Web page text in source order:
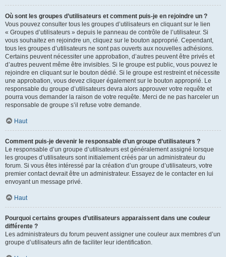
Où sont les groupes d’utilisateurs et comment puis-je en rejoindre un ?
Vous pouvez consulter tous les groupes d’utilisateurs en cliquant sur le lien
« Groupes d’utilisateurs » depuis le panneau de contrôle de l’utilisateur. Si
vous souhaitez en rejoindre un, cliquez sur le bouton approprié. Cependant,
tous les groupes d’utilisateurs ne sont pas ouverts aux nouvelles adhésions.
Certains peuvent nécessiter une approbation, d’autres peuvent être privés et
d’autres peuvent même être invisibles. Si le groupe est public, vous pouvez le
rejoindre en cliquant sur le bouton dédié. Si le groupe est restreint et nécessite
une approbation, vous devez cliquer également sur le bouton approprié. Le
responsable du groupe d’utilisateurs devra alors approuver votre requête et
pourra vous demander la raison de votre requête. Merci de ne pas harceler un
responsable de groupe s’il refuse votre demande.
Haut
Comment puis-je devenir le responsable d’un groupe d’utilisateurs ?
Le responsable d’un groupe d’utilisateurs est généralement assigné lorsque
les groupes d’utilisateurs sont initialement créés par un administrateur du
forum. Si vous êtes intéressé par la création d’un groupe d’utilisateurs, votre
premier contact devrait être un administrateur. Essayez de le contacter en lui
envoyant un message privé.
Haut
Pourquoi certains groupes d’utilisateurs apparaissent dans une couleur
différente ?
Les administrateurs du forum peuvent assigner une couleur aux membres d’un
groupe d’utilisateurs afin de faciliter leur identification.